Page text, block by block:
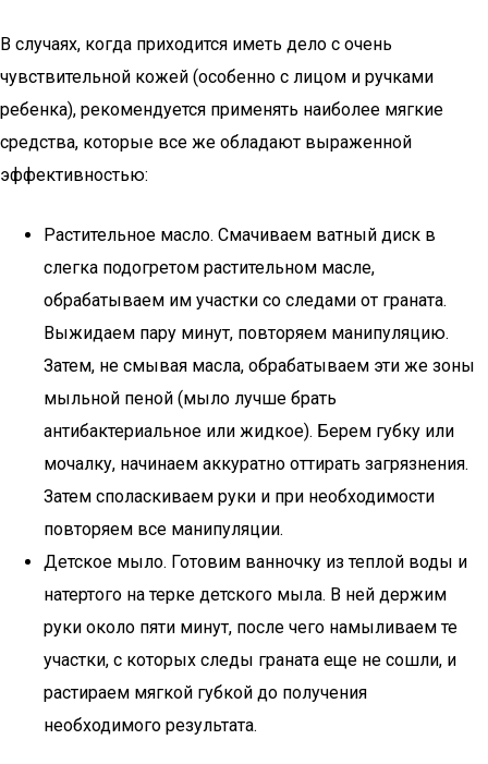
В случаях, когда приходится иметь дело с очень
чувствительной кожей (особенно с лицом и ручками
ребенка), рекомендуется применять наиболее мягкие
средства, которые все же обладают выраженной
эффективностью:
Растительное масло. Смачиваем ватный диск в
слегка подогретом растительном масле,
обрабатываем им участки со следами от граната.
Выжидаем пару минут, повторяем манипуляцию.
Затем, не смывая масла, обрабатываем эти же зоны
мыльной пеной (мыло лучше брать
антибактериальное или жидкое). Берем губку или
мочалку, начинаем аккуратно оттирать загрязнения.
Затем споласкиваем руки и при необходимости
повторяем все манипуляции.
Детское мыло. Готовим ванночку из теплой воды и
натертого на терке детского мыла. В ней держим
руки около пяти минут, после чего намыливаем те
участки, с которых следы граната еще не сошли, и
растираем мягкой губкой до получения
необходимого результата.